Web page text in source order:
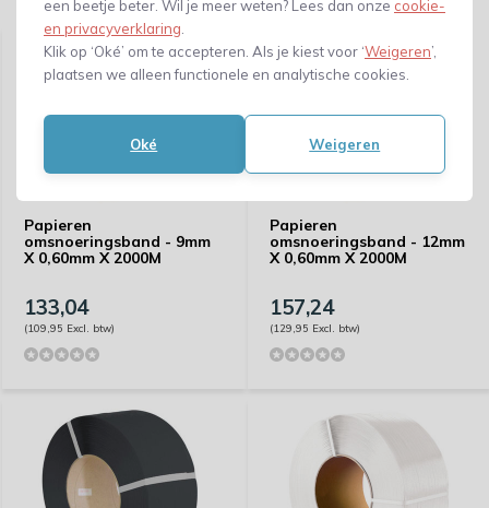
een beetje beter. Wil je meer weten? Lees dan onze cookie-
en privacyverklaring
Klik op ‘Oké’ om te accepteren. Als je kiest voor ‘Weigeren’,
plaatsen we alleen functionele en analytische cookies.
Oké Weigeren
Gerelateerde producten
Papieren
omsnoeringsband - 9mm
X 0,60mm X 2000M
133,04
(109,95 Excl. btw)
Papieren
omsnoeringsband - 12mm
X 0,60mm X 2000M
157,24
(129,95 Excl. btw)